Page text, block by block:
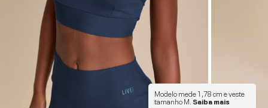
Modelo mede1,78 cme veste
tamanhoM Saiba mais